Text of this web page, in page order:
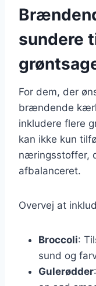
sundere
For dem, der
brændende
inkludere flere
kan ikke kun
næringsstoffer,
afbalanceret.
Overvej at
Broccoli:
sund og
Gulerødder